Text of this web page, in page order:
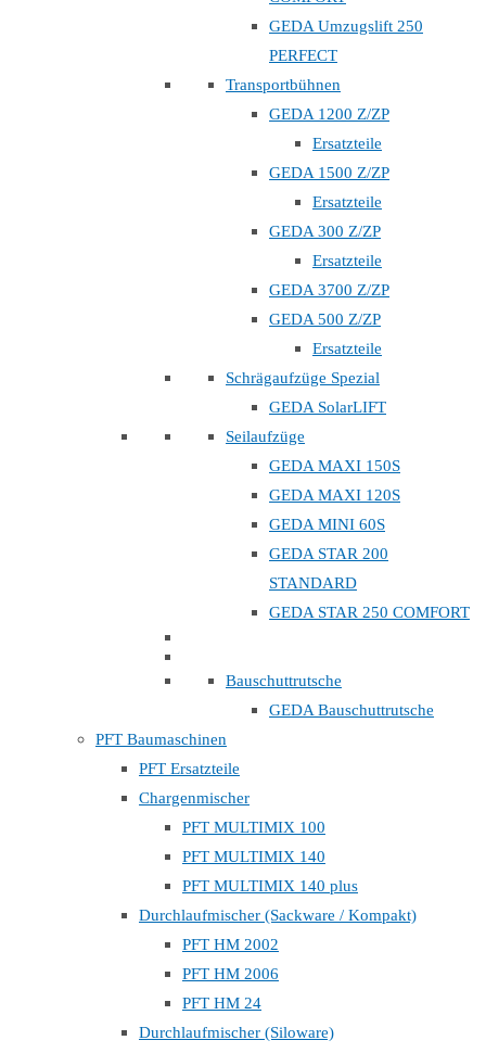
GEDA Umzugslift 250
PERFECT
Transportbühnen
GEDA 1200 Z/ZP
Ersatzteile
GEDA 1500 Z/ZP
Ersatzteile
GEDA 300 Z/ZP
Ersatzteile
GEDA 3700 Z/ZP
GEDA 500 Z/ZP
Ersatzteile
Schrägaufzüge Spezial
GEDA SolarLIFT
Seilaufzüge
GEDA MAXI 150S
GEDA MAXI 120S
GEDA MINI 60S
GEDA STAR 200
STANDARD
GEDA STAR 250 COMFORT
Bauschuttrutsche
GEDA Bauschuttrutsche
PFT Baumaschinen
PFT Ersatzteile
Chargenmischer
PFT MULTIMIX 100
PFT MULTIMIX 140
PFT MULTIMIX 140 plus
Durchlaufmischer (Sackware / Kompakt)
PFT HM 2002
PFT HM 2006
PFT HM 24
Durchlaufmischer (Siloware)